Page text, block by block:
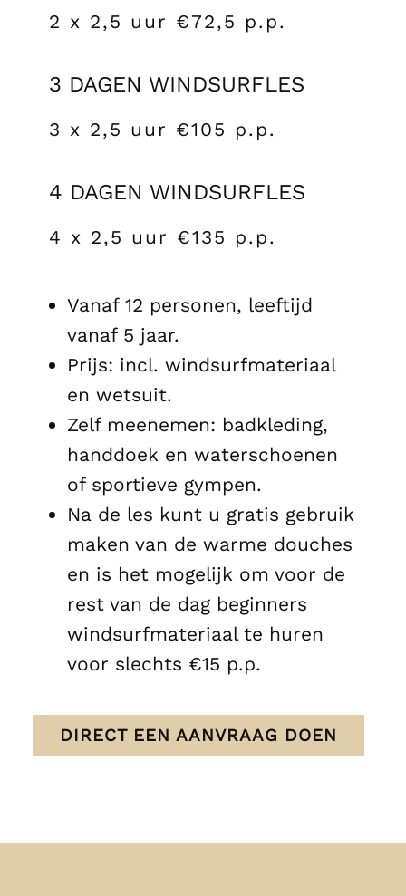
2 x 2,5 uur €72,5 p.p.
3 DAGEN WINDSURFLES
3 x 2,5 uur €105 p.p.
4 DAGEN WINDSURFLES
4 x 2,5 uur €135 p.p.
Vanaf 12 personen, leeftijd
vanaf 5 jaar.
Prijs: incl. windsurfmateriaal
en wetsuit.
Zelf meenemen: badkleding,
handdoek en waterschoenen
of sportieve gympen.
Na de les kunt u gratis gebruik
maken van de warme douches
en is het mogelijk om voor de
rest van de dag beginners
windsurfmateriaal te huren
voor slechts €15 p.p.
DIRECT EEN AANVRAAG DOEN